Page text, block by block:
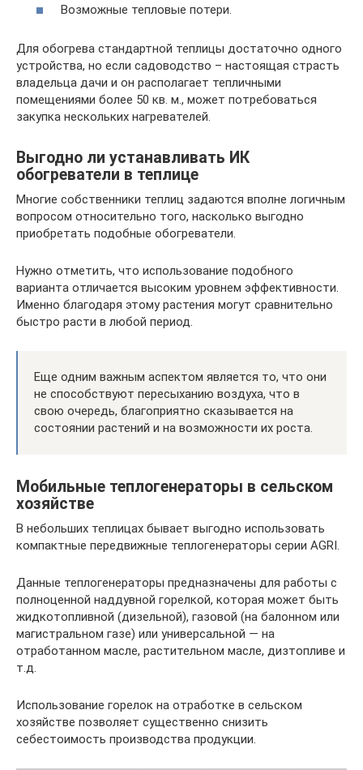
Возможные тепловые потери.
Для обогрева стандартной теплицы достаточно одного
устройства, но если садоводство – настоящая страсть
владельца дачи и он располагает тепличными
помещениями более 50 кв. м., может потребоваться
закупка нескольких нагревателей.
Выгодно ли устанавливать ИК
обогреватели в теплице
Многие собственники теплиц задаются вполне логичным
вопросом относительно того, насколько выгодно
приобретать подобные обогреватели.
Нужно отметить, что использование подобного
варианта отличается высоким уровнем эффективности.
Именно благодаря этому растения могут сравнительно
быстро расти в любой период.
Еще одним важным аспектом является то, что они
не способствуют пересыханию воздуха, что в
свою очередь, благоприятно сказывается на
состоянии растений и на возможности их роста.
Мобильные теплогенераторы в сельском
хозяйстве
В небольших теплицах бывает выгодно использовать
компактные передвижные теплогенераторы серии AGRI.
Данные теплогенераторы предназначены для работы с
полноценной наддувной горелкой, которая может быть
жидкотопливной (дизельной), газовой (на балонном или
магистральном газе) или универсальной — на
отработанном масле, растительном масле, дизтопливе и
т.д.
Использование горелок на отработке в сельском
хозяйстве позволяет существенно снизить
себестоимость производства продукции.